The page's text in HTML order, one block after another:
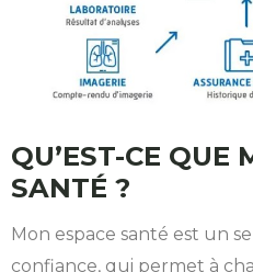
QU’EST-CE QUE
SANTÉ ?
Mon espace santé est un
confiance, qui permet à